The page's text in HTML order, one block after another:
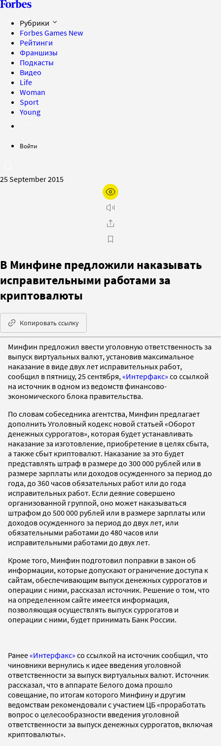
Рубрики
Forbes Games New
Рейтинги
Франшизы
Подкасты
Видео
Life
Woman
Sport
Young
Войти
25 September 2015
В Минфине предложили наказывать
исправительными работами за
криптовалюты
Копировать ссылку
Минфин предложил ввести уголовную ответственность за
выпуск виртуальных валют, установив максимальное
наказание в виде двух лет исправительных работ,
сообщил в пятницу, 25 сентября, «Интерфакс» со ссылкой
на источник в одном из ведомств финансово-
экономического блока правительства.
По словам собеседника агентства, Минфин предлагает
дополнить Уголовный кодекс новой статьей «Оборот
денежных суррогатов», которая будет устанавливать
наказание за изготовление, приобретение в целях сбыта,
а также сбыт криптовалют. Наказание за это будет
представлять штраф в размере до 300 000 рублей или в
размере зарплаты или доходов осужденного за период до
года, до 360 часов обязательных работ или до года
исправительных работ. Если деяние совершено
организованной группой, оно может наказываться
штрафом до 500 000 рублей или в размере зарплаты или
доходов осужденного за период до двух лет, или
обязательными работами до 480 часов или
исправительными работами до двух лет.
Кроме того, Минфин подготовил поправки в закон об
информации, которые допускают ограничение доступа к
сайтам, обеспечивающим выпуск денежных суррогатов и
операции с ними, рассказал источник. Решение о том, что
на определенном сайте имеется информация,
позволяющая осуществлять выпуск суррогатов и
операции с ними, будет принимать Банк России.
Ранее«Интерфакс» со ссылкой на источник сообщил, что
чиновники вернулись к идее введения уголовной
ответственности за выпуск виртуальных валют. Источник
рассказал, что в аппарате Белого дома прошло
совещание, по итогам которого Минфину и другим
ведомствам рекомендовали с участием ЦБ «проработать
вопрос о целесообразности введения уголовной
ответственности за выпуск денежных суррогатов, включая
криптовалюты».